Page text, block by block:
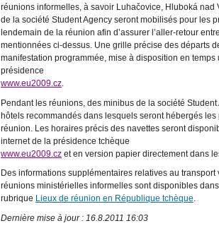
réunions informelles, à savoir Luhačovice, Hluboká nad
de la société Student Agency seront mobilisés pour les
lendemain de la réunion afin d’assurer l’aller-retour
mentionnées ci-dessus. Une grille précise des départs
manifestation programmée, mise à disposition en
présidence
www.eu2009.cz.
Pendant les réunions, des minibus de la société
hôtels recommandés dans lesquels seront hébergés
réunion. Les horaires précis des navettes seront
internet de la présidence tchèque
www.eu2009.cz et en version papier directement dans
Des informations supplémentaires relatives au
réunions ministérielles informelles sont disponibles
rubrique Lieux de réunion en République tchèque.
Dernière mise à jour : 16.8.2011 16:03